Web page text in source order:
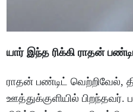
யார் இந்த ரிக்கி ராதன்
ராதன் பண்டிட் வெற்றிவேல்,
ஊத்துக்குளியில் பிறந்தவர்.